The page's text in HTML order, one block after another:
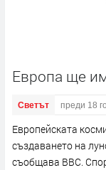
Европа ще
Светът преди 18
Европейската
създаването на
съобщава BBC.